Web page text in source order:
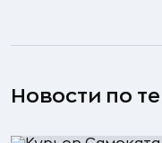
Новости по